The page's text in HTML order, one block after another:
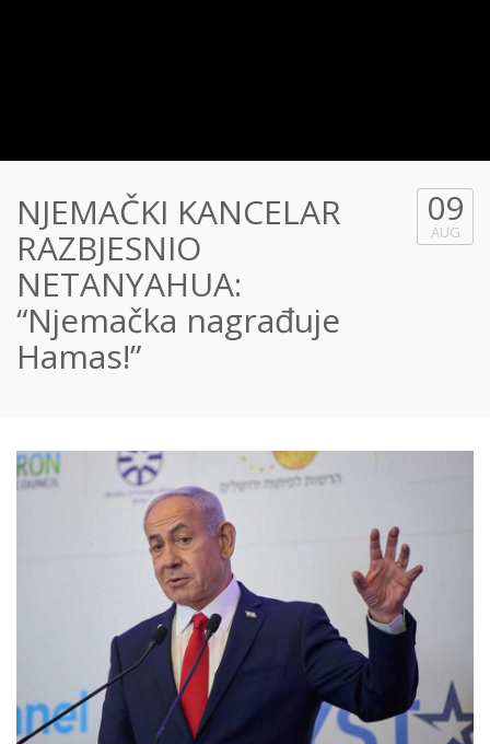
NJEMAČKI KANCELAR
RAZBJESNIO
NETANYAHUA:
“Njemačka nagrađuje
Hamas!”
09
AUG